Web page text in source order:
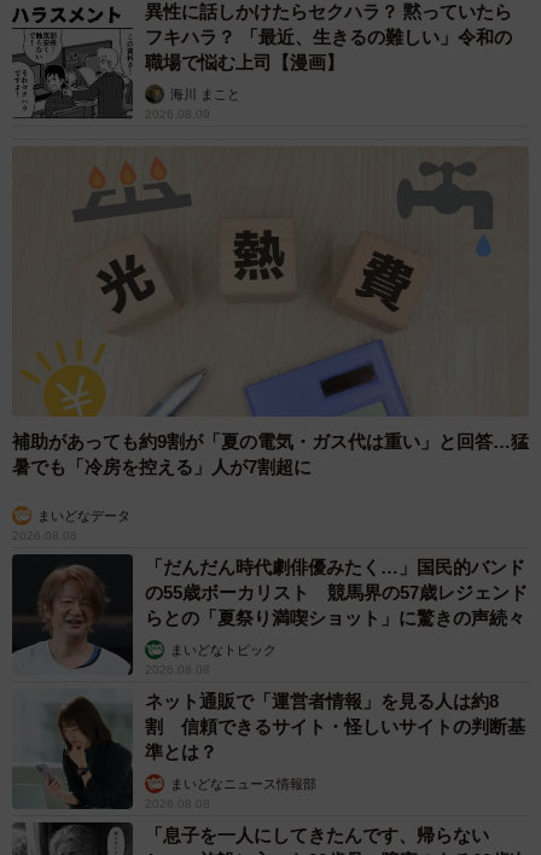
異性に話しかけたらセクハラ？ 黙っていたら
フキハラ？ 「最近、生きるの難しい」令和の
職場で悩む上司【漫画】
海川 まこと
2026.08.09
補助があっても約9割が「夏の電気・ガス代は重い」と回答…猛
暑でも「冷房を控える」人が7割超に
まいどなデータ
2026.08.08
「だんだん時代劇俳優みたく…」国民的バンド
の55歳ボーカリスト 競馬界の57歳レジェンド
らとの「夏祭り満喫ショット」に驚きの声続々
まいどなトピック
2026.08.08
ネット通販で「運営者情報」を見る人は約8
割 信頼できるサイト・怪しいサイトの判断基
準とは？
まいどなニュース情報部
2026.08.08
「息子を一人にしてきたんです、帰らない